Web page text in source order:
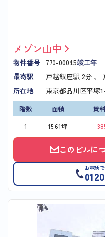
メゾン山中
物件番号 770-00045竣工年
最寄駅
戸越銀座駅 2分 、
所在地
東京都品川区平塚
階数 面積 賃
1
15.61坪
このビルに
お電話